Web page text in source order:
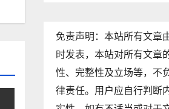
免责声明：本站所有文章
时发表，本站对所有文章
性、完整性及立场等，不
律责任。用户应自行判断